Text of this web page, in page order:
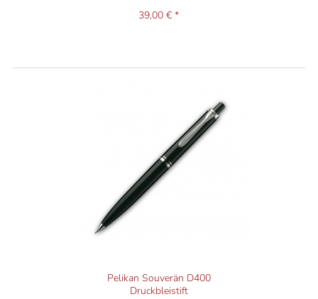
39,00 € *
Pelikan Souverän D400
Druckbleistift